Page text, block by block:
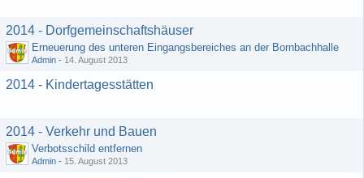
2014 - Dorfgemeinschaftshäuser
Erneuerung des unteren Eingangsbereiches an der Bornbachhalle
Admin - 14. August 2013
2014 - Kindertagesstätten
2014 - Verkehr und Bauen
Verbotsschild entfernen
Admin - 15. August 2013